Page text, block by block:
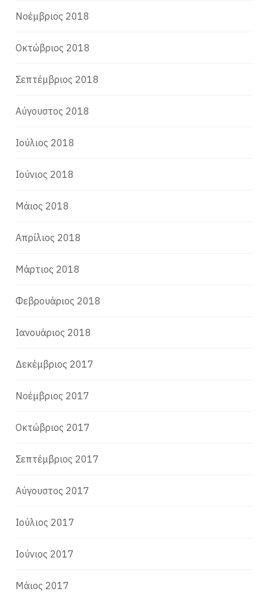
Νοέμβριος 2018
Οκτώβριος 2018
Σεπτέμβριος 2018
Αύγουστος 2018
Ιούλιος 2018
Ιούνιος 2018
Μάιος 2018
Απρίλιος 2018
Μάρτιος 2018
Φεβρουάριος 2018
Ιανουάριος 2018
Δεκέμβριος 2017
Νοέμβριος 2017
Οκτώβριος 2017
Σεπτέμβριος 2017
Αύγουστος 2017
Ιούλιος 2017
Ιούνιος 2017
Μάιος 2017